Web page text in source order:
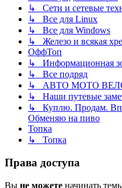
↳ Сети и сетевые
↳ Все для Linux
↳ Все для Windows
↳ Железо и всякая
ОффТоп
↳ Информационная
↳ Все подряд
↳ АВТО МОТО
↳ Наши путевые
↳ Куплю. Продам.
Обменяю на пиво
Топка
↳ Топка
Права доступа
Вы не можете начинать